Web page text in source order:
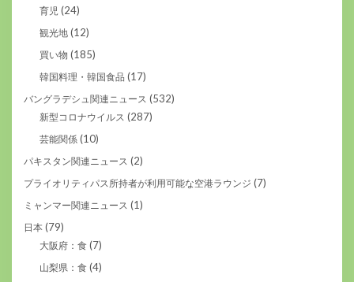
育児 (24)
観光地 (12)
買い物 (185)
韓国料理・韓国食品 (17)
バングラデシュ関連ニュース (532)
新型コロナウイルス (287)
芸能関係 (10)
パキスタン関連ニュース (2)
プライオリティパス所持者が利用可能な空港ラウンジ (7)
ミャンマー関連ニュース (1)
日本 (79)
大阪府：食 (7)
山梨県：食 (4)